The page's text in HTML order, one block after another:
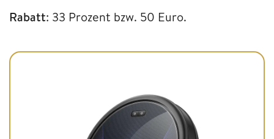
Rabatt: 33 Prozent bzw. 50 Euro.